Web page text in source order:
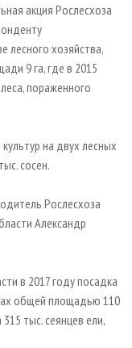
акция Рослесхоза
лесного хозяйства,
9 га, где в 2015
пораженного
на двух лесных
сосен.
Рослесхоза
Александр
в 2017 году посадка
общей площадью 110
тыс. сеянцев ели,